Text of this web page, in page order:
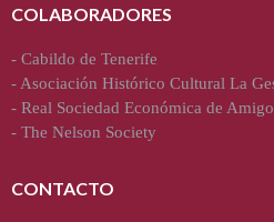
COLABORADORES
- Cabildo de Tenerife
- Asociación Histórico Cultural La
- Real Sociedad Económica de
- The Nelson Society
CONTACTO